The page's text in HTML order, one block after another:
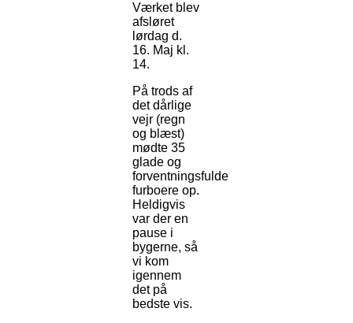
Værket blev
afsløret
lørdag d.
16. Maj kl.
14.
På trods af
det dårlige
vejr (regn
og blæst)
mødte 35
glade og
forventningsfulde
furboere op.
Heldigvis
var der en
pause i
bygerne, så
vi kom
igennem
det på
bedste vis.